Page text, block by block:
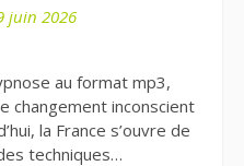
juin 2026
au format mp3,
changement inconscient
la France s’ouvre de
techniques…